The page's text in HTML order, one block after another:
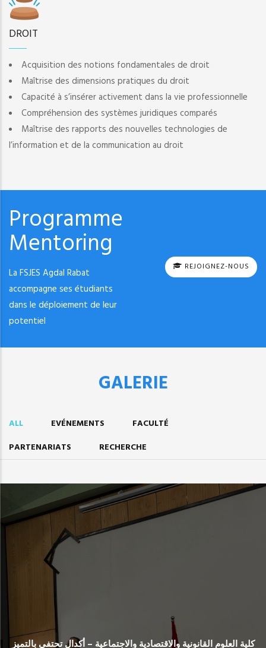
DROIT
Acquisition des notions fondamentales de droit
Maîtrise des dimensions pratiques du droit
Capacité à s’insérer activement dans la vie professionnelle
Compréhension des systèmes juridiques comparés
Maîtrise des rapports des nouvelles technologies de
l’information et de la communication au droit
Programme
Mentoring
La FSJES Agdal Rabat
accompagne ses étudiants
dans le déploiement de leur
potentiel
REJOIGNEZ-NOUS
GALERIE
ALL EVÉNEMENTS
FACULTÉ
PARTENARIATS
RECHERCHE
كلية العلوم القانونية والاقتصادية والاجتماعية – أكدال تحتفي بالتميز